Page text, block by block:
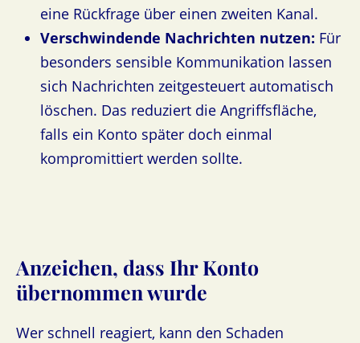
eine Rückfrage über einen zweiten Kanal.
Verschwindende Nachrichten nutzen: Für
besonders sensible Kommunikation lassen
sich Nachrichten zeitgesteuert automatisch
löschen. Das reduziert die Angriffsfläche,
falls ein Konto später doch einmal
kompromittiert werden sollte.
Anzeichen, dass Ihr Konto
übernommen wurde
Wer schnell reagiert, kann den Schaden